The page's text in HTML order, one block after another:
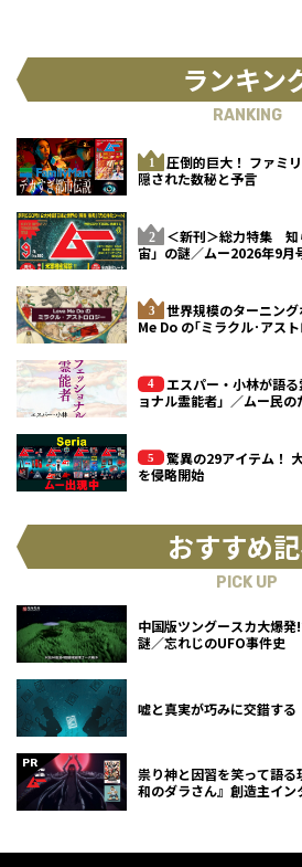
ランキン
RANKING
圧倒的巨大！ ファミ
隠された数秘と予言
＜新刊＞総力特集 知
宙」の謎／ムー2026年9月
世界規模のターニン
Me Do の｢ミラクル･アス
エスパー・小林が語
ョナル霊能者」／ムー民の
驚異の29アイテム！
を侵略開始
おすすめ
PICK UP
中国版ツングースカ大爆
謎／忘れじのUFO事件史
嘘と真実が巧みに交錯する
祟り神と因習を笑って語
和のダラさん』創造主イン